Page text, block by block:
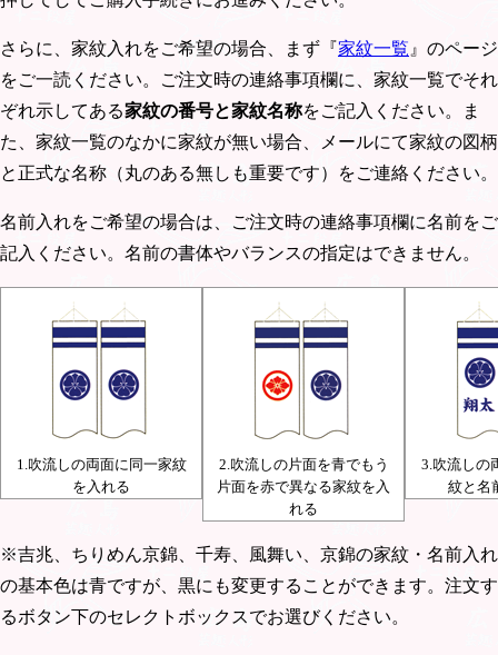
さらに、家紋入れをご希望の場合、まず『家紋一覧 』のページ
をご一読ください。ご注文時の連絡事項欄に、家紋一覧でそれ
ぞれ示してある家紋の番号と家紋名称をご記入ください。ま
た、家紋一覧のなかに家紋が無い場合、メールにて家紋の図柄
と正式な名称（丸のある無しも重要です）をご連絡ください。
名前入れをご希望の場合は、ご注文時の連絡事項欄に名前をご
記入ください。名前の書体やバランスの指定はできません。
1.吹流しの両面に同一家紋
を入れる
2.吹流しの片面を青でもう
片面を赤で異なる家紋を入
れる
3.吹流しの
紋と名
※吉兆、ちりめん京錦、千寿、風舞い、京錦の家紋・名前入れ
の基本色は青ですが、黒にも変更することができます。注文す
るボタン下のセレクトボックスでお選びください。